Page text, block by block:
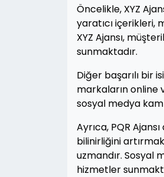
Öncelikle, XYZ
yaratıcı içerikleri,
XYZ Ajansı,
sunmaktadır.
Diğer başarılı bir
markaların online
sosyal medya
Ayrıca, PQR
bilinirliğini
uzmandır. Sosyal
hizmetler